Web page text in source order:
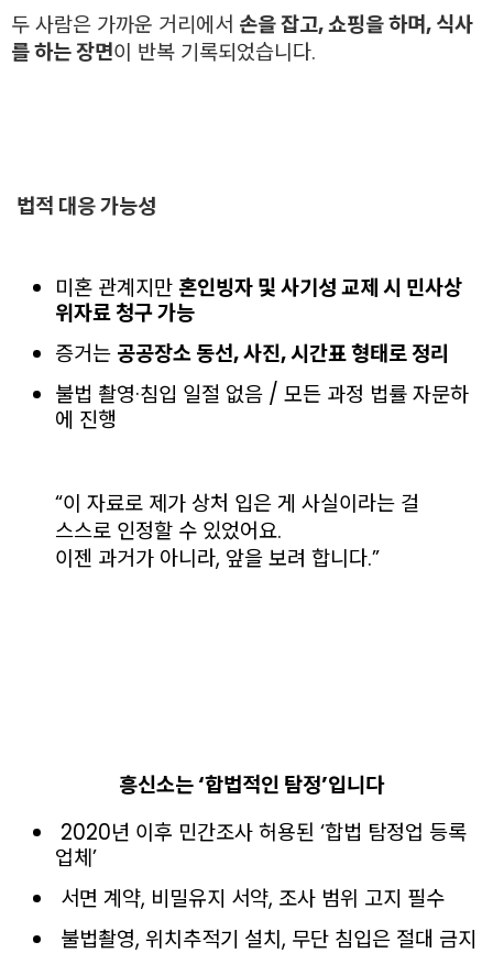
두 사람은 가까운 거리에서 손을 잡고, 쇼핑을 하며, 식사
를 하는 장면이 반복 기록되었습니다.
법적 대응 가능성
미혼 관계지만 혼인빙자 및 사기성 교제 시 민사상
위자료 청구 가능
증거는 공공장소 동선, 사진, 시간표 형태로 정리
불법 촬영·침입 일절 없음 / 모든 과정 법률 자문하
에 진행
“이 자료로 제가 상처 입은 게 사실이라는 걸
스스로 인정할 수 있었어요.
이젠 과거가 아니라, 앞을 보려 합니다.”
흥신소는 ‘합법적인 탐정’입니다
2020년 이후 민간조사 허용된 ‘합법 탐정업 등록
업체’
서면 계약, 비밀유지 서약, 조사 범위 고지 필수
불법촬영, 위치추적기 설치, 무단 침입은 절대 금지